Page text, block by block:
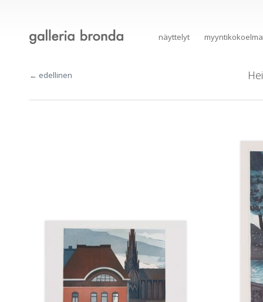
näyttelyt myyntikokoelma
← edellinen